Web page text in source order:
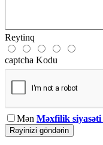
Reytinq
captcha Kodu
Mən Məxfilik siyasəti
Rəyinizi göndərin